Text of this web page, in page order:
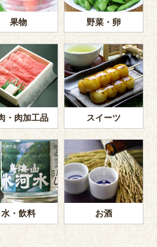
果物 野菜・卵
・肉加工品 スイーツ
水・飲料 お酒